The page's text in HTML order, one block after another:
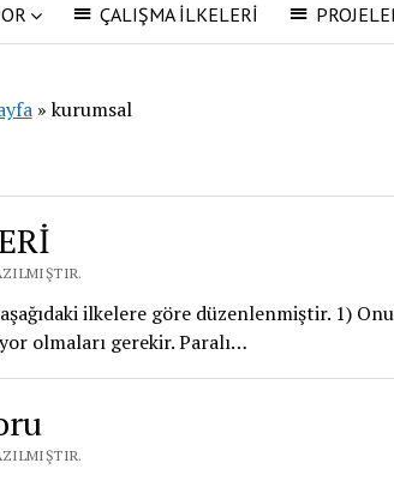
ÇALIŞMA İLKELERİ
»kurumsal
ilkelere göre düzenlenmiştir. 1)
olmaları gerekir. Paralı…